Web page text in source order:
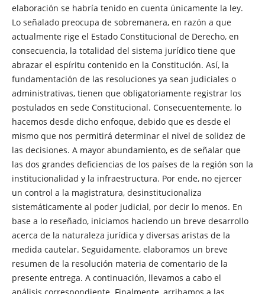
elaboración se habría tenido en cuenta únicamente la ley.
Lo señalado preocupa de sobremanera, en razón a que
actualmente rige el Estado Constitucional de Derecho, en
consecuencia, la totalidad del sistema jurídico tiene que
abrazar el espíritu contenido en la Constitución. Así, la
fundamentación de las resoluciones ya sean judiciales o
administrativas, tienen que obligatoriamente registrar los
postulados en sede Constitucional. Consecuentemente, lo
hacemos desde dicho enfoque, debido que es desde el
mismo que nos permitirá determinar el nivel de solidez de
las decisiones. A mayor abundamiento, es de señalar que
las dos grandes deficiencias de los países de la región son la
institucionalidad y la infraestructura. Por ende, no ejercer
un control a la magistratura, desinstitucionaliza
sistemáticamente al poder judicial, por decir lo menos. En
base a lo reseñado, iniciamos haciendo un breve desarrollo
acerca de la naturaleza jurídica y diversas aristas de la
medida cautelar. Seguidamente, elaboramos un breve
resumen de la resolución materia de comentario de la
presente entrega. A continuación, llevamos a cabo el